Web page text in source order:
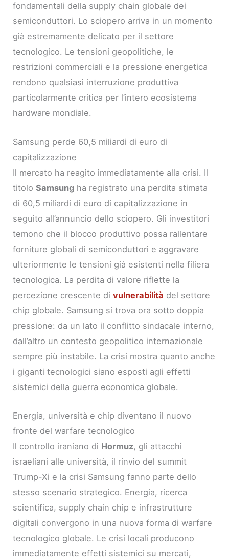
fondamentali della supply chain globale dei
semiconduttori. Lo sciopero arriva in un momento
già estremamente delicato per il settore
tecnologico. Le tensioni geopolitiche, le
restrizioni commerciali e la pressione energetica
rendono qualsiasi interruzione produttiva
particolarmente critica per l’intero ecosistema
hardware mondiale.
Samsung perde 60,5 miliardi di euro di
capitalizzazione
Il mercato ha reagito immediatamente alla crisi. Il
titoloSamsung ha registrato una perdita stimata
di 60,5 miliardi di euro di capitalizzazione in
seguito all’annuncio dello sciopero. Gli investitori
temono che il blocco produttivo possa rallentare
forniture globali di semiconduttori e aggravare
ulteriormente le tensioni già esistenti nella filiera
tecnologica. La perdita di valore riflette la
percezione crescente divulnerabilità del settore
chip globale. Samsung si trova ora sotto doppia
pressione: da un lato il conflitto sindacale interno,
dall’altro un contesto geopolitico internazionale
sempre più instabile. La crisi mostra quanto anche
i giganti tecnologici siano esposti agli effetti
sistemici della guerra economica globale.
Energia, università e chip diventano il nuovo
fronte del warfare tecnologico
Il controllo iraniano di Hormuz, gli attacchi
israeliani alle università, il rinvio del summit
Trump-Xi e la crisi Samsung fanno parte dello
stesso scenario strategico. Energia, ricerca
scientifica, supply chain chip e infrastrutture
digitali convergono in una nuova forma di warfare
tecnologico globale. Le crisi locali producono
immediatamente effetti sistemici su mercati,